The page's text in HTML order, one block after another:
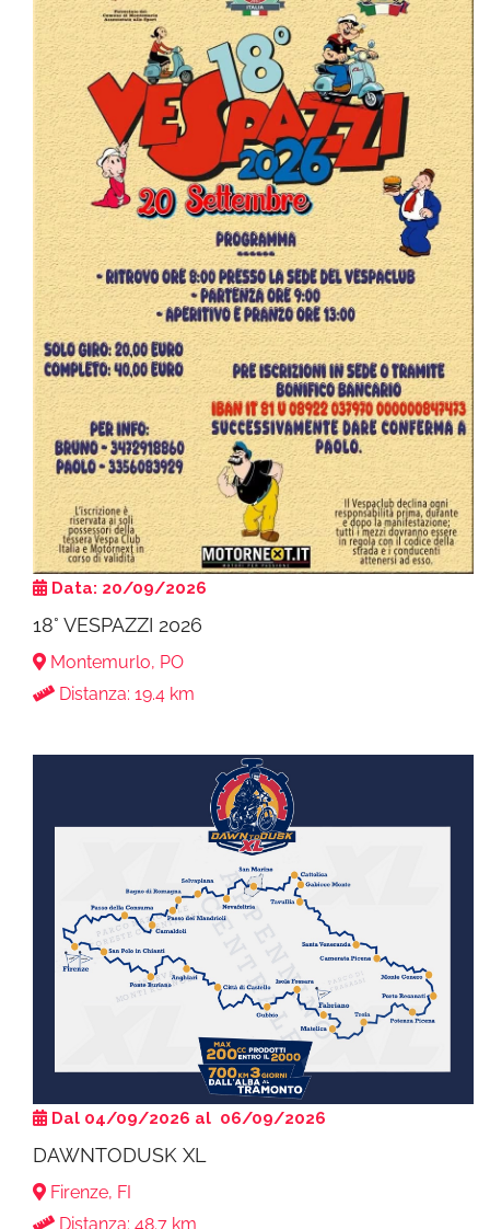
Data: 20/09/2026
18° VESPAZZI 2026
Montemurlo, PO
Distanza: 19.4 km
Dal 04/09/2026 al 06/09/2026
DAWNTODUSK XL
Firenze, FI
Distanza: 48.7 km